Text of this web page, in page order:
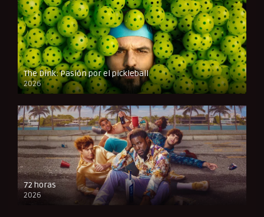
The Dink: Pasión por el pickleball
2026
FULL HD
72 horas
2026
FULL HD